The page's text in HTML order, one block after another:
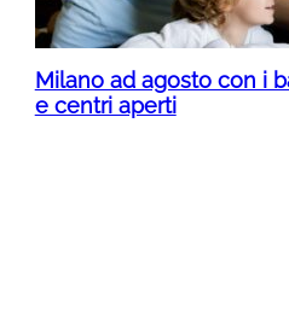
Milano ad agosto con i
e centri aperti